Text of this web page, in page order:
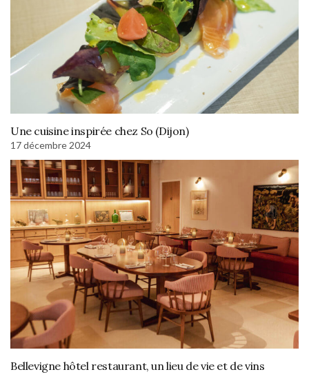
Une cuisine inspirée chez So (Dijon)
17 décembre 2024
Bellevigne hôtel restaurant, un lieu de vie et de vins